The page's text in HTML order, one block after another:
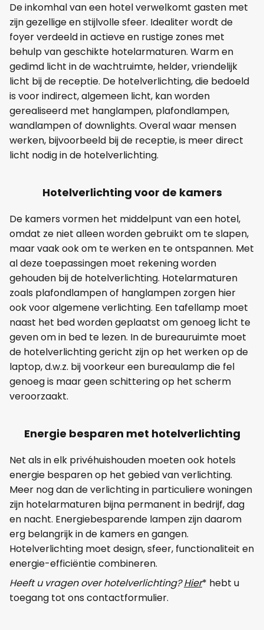
De inkomhal van een hotel verwelkomt gasten met
zijn gezellige en stijlvolle sfeer. Idealiter wordt de
foyer verdeeld in actieve en rustige zones met
behulp van geschikte hotelarmaturen. Warm en
gedimd licht in de wachtruimte, helder, vriendelijk
licht bij de receptie. De hotelverlichting, die bedoeld
is voor indirect, algemeen licht, kan worden
gerealiseerd met hanglampen, plafondlampen,
wandlampen of downlights. Overal waar mensen
werken, bijvoorbeeld bij de receptie, is meer direct
licht nodig in de hotelverlichting.
Hotelverlichting voor de kamers
De kamers vormen het middelpunt van een hotel,
omdat ze niet alleen worden gebruikt om te slapen,
maar vaak ook om te werken en te ontspannen. Met
al deze toepassingen moet rekening worden
gehouden bij de hotelverlichting. Hotelarmaturen
zoals plafondlampen of hanglampen zorgen hier
ook voor algemene verlichting. Een tafellamp moet
naast het bed worden geplaatst om genoeg licht te
geven om in bed te lezen. In de bureauruimte moet
de hotelverlichting gericht zijn op het werken op de
laptop, d.w.z. bij voorkeur een bureaulamp die fel
genoeg is maar geen schittering op het scherm
veroorzaakt.
Energie besparen met hotelverlichting
Net als in elk privéhuishouden moeten ook hotels
energie besparen op het gebied van verlichting.
Meer nog dan de verlichting in particuliere woningen
zijn hotelarmaturen bijna permanent in bedrijf, dag
en nacht. Energiebesparende lampen zijn daarom
erg belangrijk in de kamers en gangen.
Hotelverlichting moet design, sfeer, functionaliteit en
energie-efficiëntie combineren.
Heeft u vragen over hotelverlichting?Hier* hebt u
toegang tot ons contactformulier.